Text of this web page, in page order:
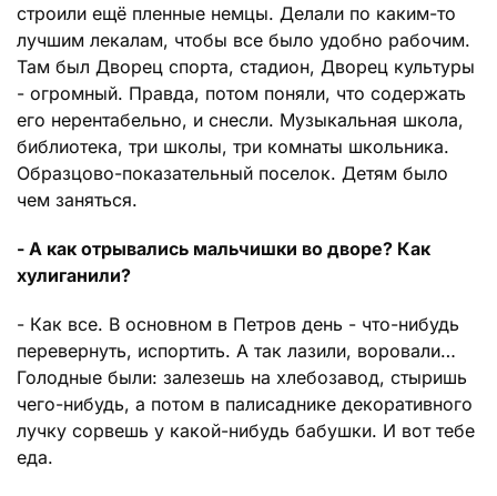
строили ещё пленные немцы. Делали по каким-то
лучшим лекалам, чтобы все было удобно рабочим.
Там был Дворец спорта, стадион, Дворец культуры
- огромный. Правда, потом поняли, что содержать
его нерентабельно, и снесли. Музыкальная школа,
библиотека, три школы, три комнаты школьника.
Образцово-показательный поселок. Детям было
чем заняться.
- А как отрывались мальчишки во дворе? Как
хулиганили?
- Как все. В основном в Петров день - что-нибудь
перевернуть, испортить. А так лазили, воровали…
Голодные были: залезешь на хлебозавод, стыришь
чего-нибудь, а потом в палисаднике декоративного
лучку сорвешь у какой-нибудь бабушки. И вот тебе
еда.